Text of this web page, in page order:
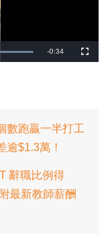
剩
-0:34
全
螢
數跑贏一半打工
逾$1.3萬！
辭職比例得
最新教師薪酬